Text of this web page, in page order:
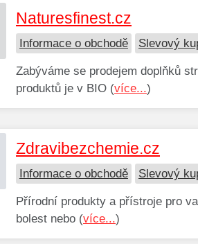
Naturesfinest.cz
Informace o obchodě Slevový
Zabýváme se prodejem doplňků
produktů je v BIO (více...)
Zdravibezchemie.cz
Informace o obchodě Slevový
Přírodní produkty a přístroje pro
bolest nebo (více...)